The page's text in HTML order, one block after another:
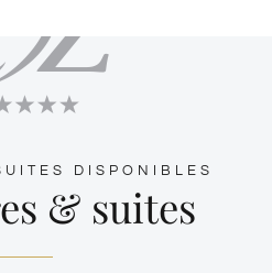
DISPONIBLES
& suites